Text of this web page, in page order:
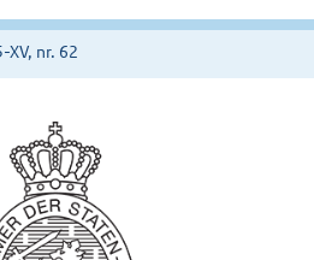
XV, nr. 62